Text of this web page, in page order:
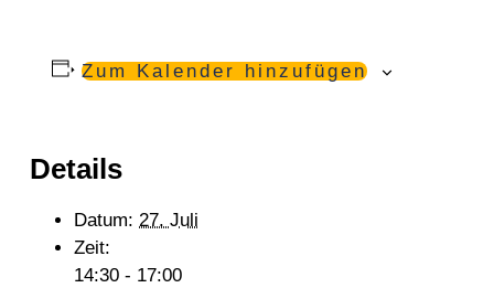
Zum Kalender hinzufügen
Details
Datum: 27. Juli
Zeit:
14:30 - 17:00